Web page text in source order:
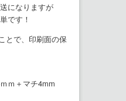
になりますが
です！
とで、印刷面の保
ｍ＋マチ4mm